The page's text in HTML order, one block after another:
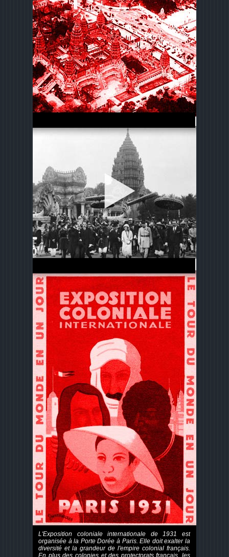
L'Exposition coloniale internationale de 1931 est
organisée à la Porte Dorée à Paris. Elle doit exalter la
diversité et la grandeur de l'empire colonial français.
En plus des colonies et des protectorats français, les